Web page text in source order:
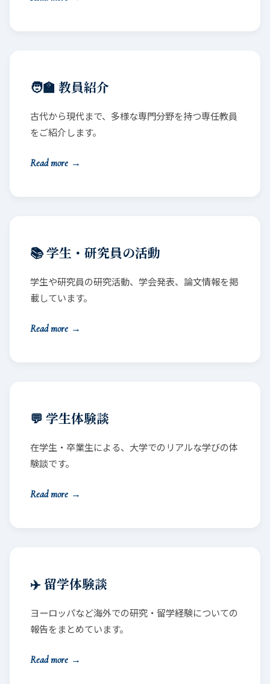
🧑‍🏫 教員紹介
古代から現代まで、多様な専門分野を持つ専任教員
をご紹介します。
Read more →
📚 学生・研究員の活動
学生や研究員の研究活動、学会発表、論文情報を掲
載しています。
Read more →
💬 学生体験談
在学生・卒業生による、大学でのリアルな学びの体
験談です。
Read more →
✈️ 留学体験談
ヨーロッパなど海外での研究・留学経験についての
報告をまとめています。
Read more →